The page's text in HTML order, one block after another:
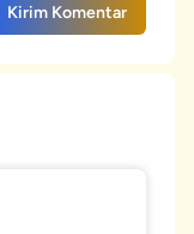
Kirim Komentar